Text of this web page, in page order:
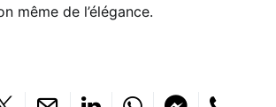
même de l’élégance.